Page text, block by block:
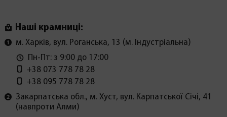
Наші крамниці:
м. Харків, вул. Роганська, 13 (м. Індустріальна)
Пн-Пт: з 9:00 до 17:00
+38 073 778 78 28
+38 095 778 78 28
Закарпатська обл., м. Хуст, вул. Карпатської Січі, 41
(навпроти Алми)